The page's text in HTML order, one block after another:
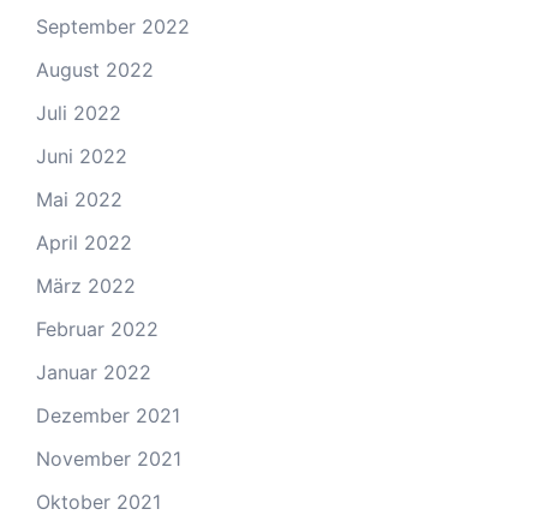
September 2022
August 2022
Juli 2022
Juni 2022
Mai 2022
April 2022
März 2022
Februar 2022
Januar 2022
Dezember 2021
November 2021
Oktober 2021